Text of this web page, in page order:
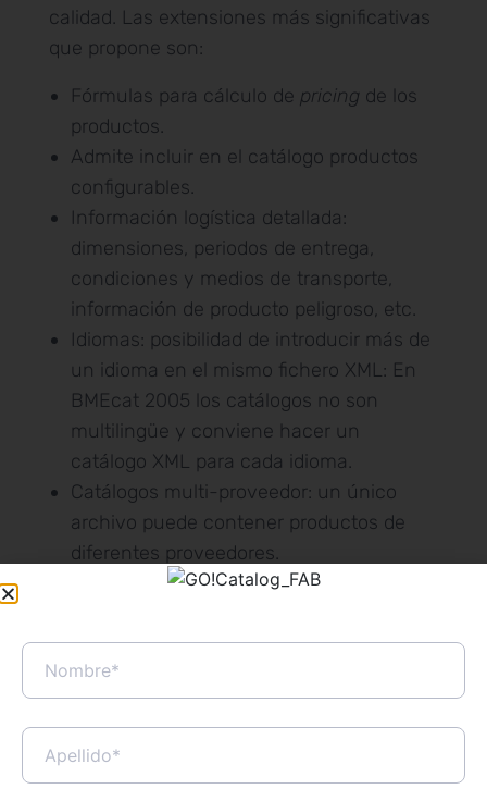
calidad. Las extensiones más significativas
que propone son:
Fórmulas para cálculo de pricing de los
productos.
Admite incluir en el catálogo productos
configurables.
Información logística detallada:
dimensiones, periodos de entrega,
condiciones y medios de transporte,
información de producto peligroso, etc.
Idiomas: posibilidad de introducir más de
un idioma en el mismo fichero XML: En
BMEcat 2005 los catálogos no son
multilingüe y conviene hacer un
catálogo XML para cada idioma.
Catálogos multi-proveedor: un único
archivo puede contener productos de
diferentes proveedores.
Cambio de la denominación de “artículos”
que contiene el catálogo.
BMEcat 2005 incorpora otras novedades
respecto la versión anterior, pero estas que
detallamos son las básicas que pueden
afectar un proveedor del sector de los